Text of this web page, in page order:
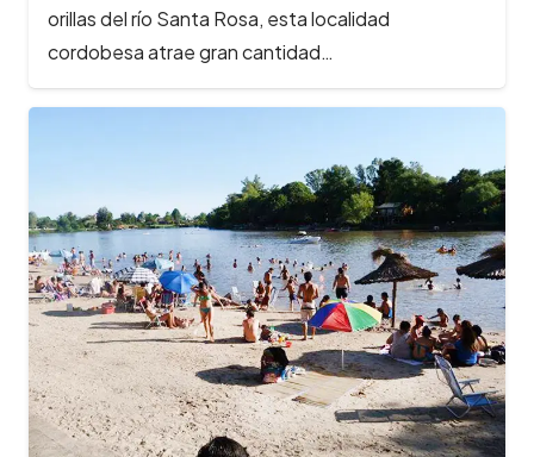
orillas del río Santa Rosa, esta localidad
cordobesa atrae gran cantidad…